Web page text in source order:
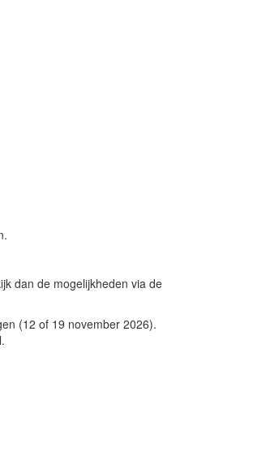
dan de mogelijkheden via de
(12 of 19 november 2026).